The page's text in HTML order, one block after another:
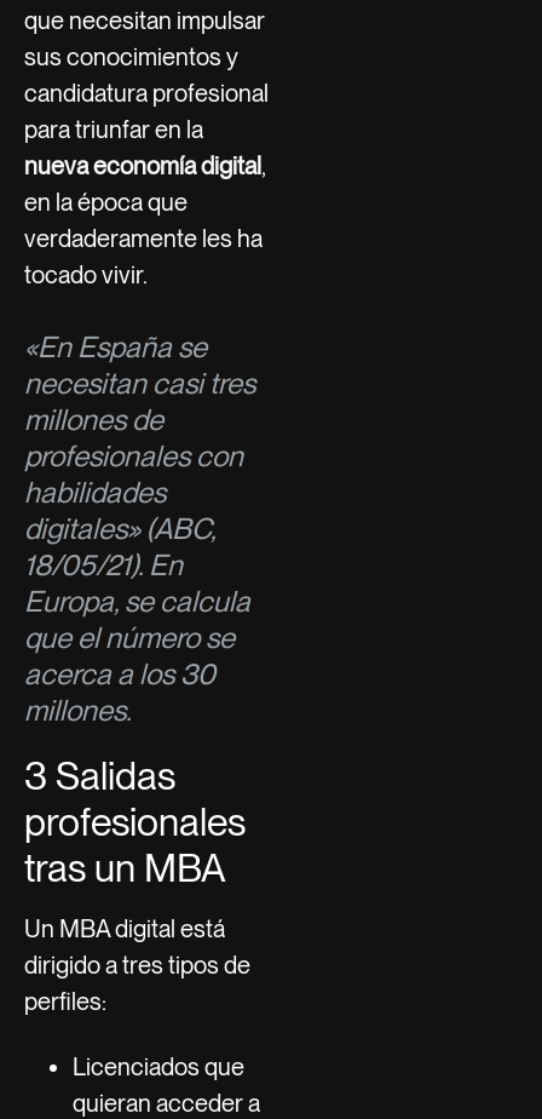
que necesitan impulsar
sus conocimientos y
candidatura profesional
para triunfar en la
nueva economía digital,
en la época que
verdaderamente les ha
tocado vivir.
«En España se
necesitan casi tres
millones de
profesionales con
habilidades
digitales» (ABC,
18/05/21). En
Europa, se calcula
que el número se
acerca a los 30
millones.
3 Salidas
profesionales
tras un MBA
Un MBA digital está
dirigido a tres tipos de
perfiles:
Licenciados que
quieran acceder a